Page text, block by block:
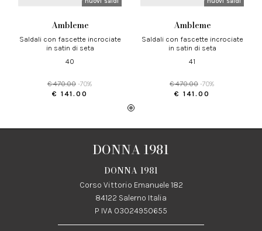
ambleme
saldali con fascette incrociate
in satin di seta
40
€ 470.00 -70%
€ 141.00
ambleme
saldali con fascette incrociate
in satin di seta
41
€ 470.00 -70%
€ 141.00
DONNA 1981
DONNA 1981
Corso Vittorio Emanuele 182
84122 Salerno Italia
P IVA 03024950655